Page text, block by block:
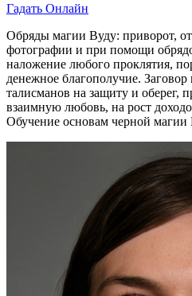
Гадать Онлайн
Обряды магии Вуду: приворот,
фотографии и при помощи
наложение любого проклятия,
денежное благополучие.
талисманов на защиту и оберег,
взаимную любовь, на рост
Обучение основам черной магии